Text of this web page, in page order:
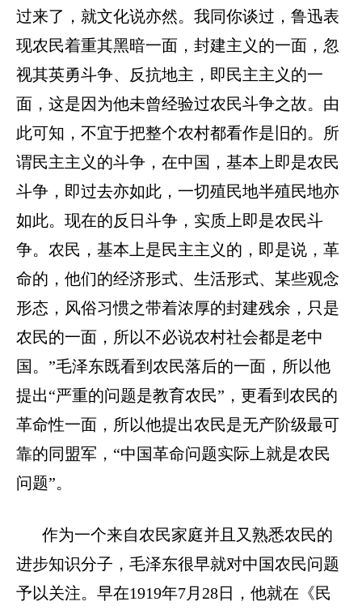
过来了，就文化说亦然。我同你谈过，鲁迅表
现农民着重其黑暗一面，封建主义的一面，忽
视其英勇斗争、反抗地主，即民主主义的一
面，这是因为他未曾经验过农民斗争之故。由
此可知，不宜于把整个农村都看作是旧的。所
谓民主主义的斗争，在中国，基本上即是农民
斗争，即过去亦如此，一切殖民地半殖民地亦
如此。现在的反日斗争，实质上即是农民斗
争。农民，基本上是民主主义的，即是说，革
命的，他们的经济形式、生活形式、某些观念
形态，风俗习惯之带着浓厚的封建残余，只是
农民的一面，所以不必说农村社会都是老中
国。”毛泽东既看到农民落后的一面，所以他
提出“严重的问题是教育农民”，更看到农民的
革命性一面，所以他提出农民是无产阶级最可
靠的同盟军，“中国革命问题实际上就是农民
问题”。
作为一个来自农民家庭并且又熟悉农民的
进步知识分子，毛泽东很早就对中国农民问题
予以关注。早在1919年7月28日，他就在《民